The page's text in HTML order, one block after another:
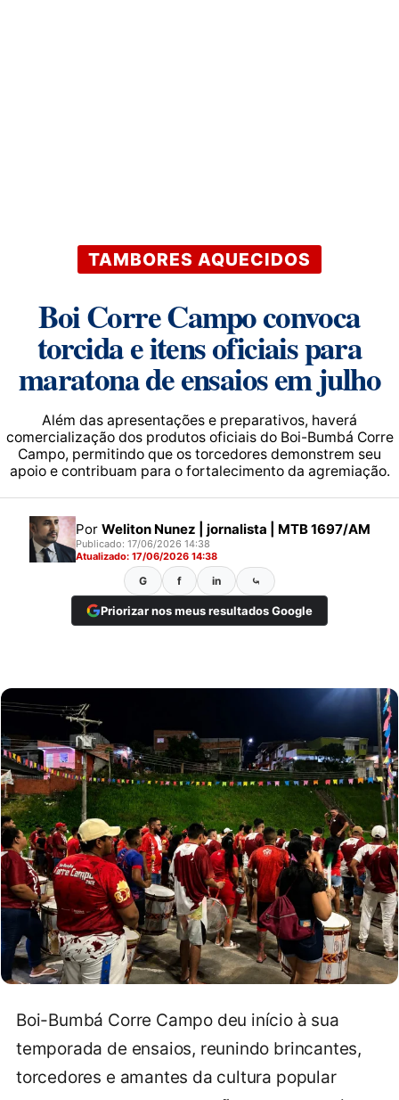
TAMBORES AQUECIDOS
Boi Corre Campo convoca
torcida e itens oficiais para
maratona de ensaios em julho
Além das apresentações e preparativos, haverá
comercialização dos produtos oficiais do Boi-Bumbá Corre
Campo, permitindo que os torcedores demonstrem seu
apoio e contribuam para o fortalecimento da agremiação.
Por Weliton Nunez | jornalista | MTB 1697/AM
Publicado: 17/06/2026 14:38
Atualizado: 17/06/2026 14:38
G f in ⤿
Priorizar nos meus resultados Google
Boi-Bumbá Corre Campo deu início à sua
temporada de ensaios, reunindo brincantes,
torcedores e amantes da cultura popular